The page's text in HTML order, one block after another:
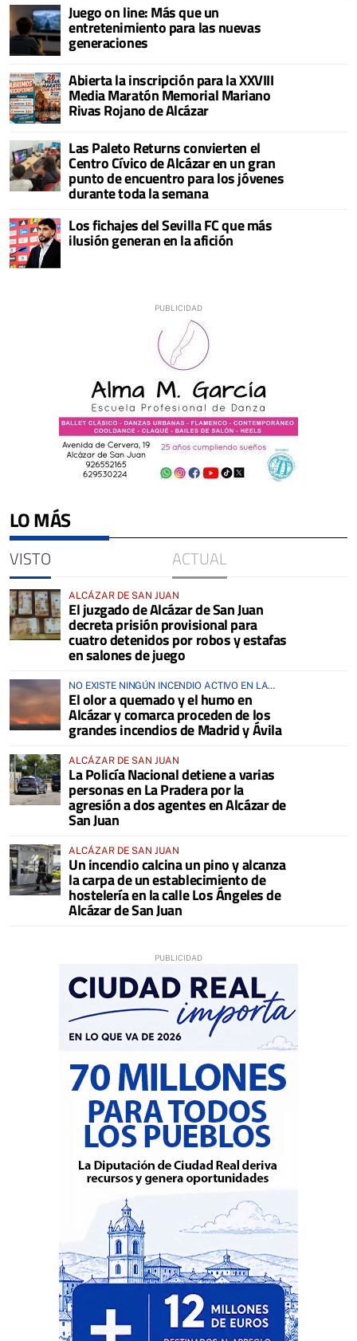
Juego on line: Más que un
entretenimiento para las nuevas
generaciones
Abierta la inscripción para la XXVIII
Media Maratón Memorial Mariano
Rivas Rojano de Alcázar
Las Paleto Returns convierten el
Centro Cívico de Alcázar en un gran
punto de encuentro para los jóvenes
durante toda la semana
Los fichajes del Sevilla FC que más
ilusión generan en la afición
LO MÁS
VISTO ACTUAL
ALCÁZAR DE SAN JUAN
El juzgado de Alcázar de San Juan
decreta prisión provisional para
cuatro detenidos por robos y estafas
en salones de juego
NO EXISTE NINGÚN INCENDIO ACTIVO EN LA
COMARCA
El olor a quemado y el humo en
Alcázar y comarca proceden de los
grandes incendios de Madrid y Ávila
ALCÁZAR DE SAN JUAN
La Policía Nacional detiene a varias
personas en La Pradera por la
agresión a dos agentes en Alcázar de
San Juan
ALCÁZAR DE SAN JUAN
Un incendio calcina un pino y alcanza
la carpa de un establecimiento de
hostelería en la calle Los Ángeles de
Alcázar de San Juan